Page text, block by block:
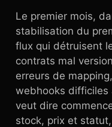
Le premier mois,
stabilisation du
flux qui détruisent
contrats mal
erreurs de
webhooks difficiles
veut dire
stock, prix et